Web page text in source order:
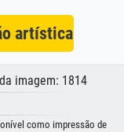
artística
imagem: 1814
como impressão de